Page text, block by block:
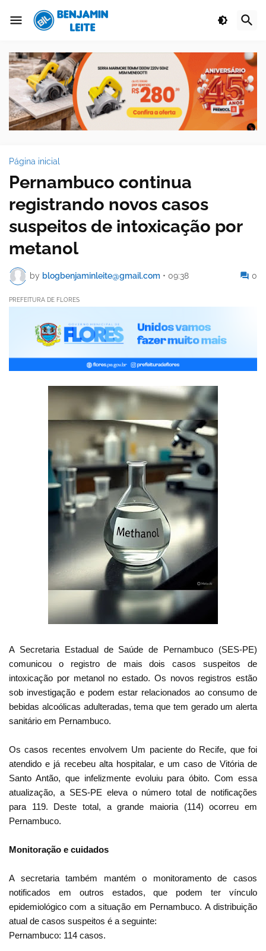
Página inicial
Pernambuco continua
registrando novos casos
suspeitos de intoxicação por
metanol
by blogbenjaminleite@gmail.com • 09:38 0
PREFEITURA DE FLORES
A Secretaria Estadual de Saúde de Pernambuco (SES-PE)
comunicou o registro de mais dois casos suspeitos de
intoxicação por metanol no estado. Os novos registros estão
sob investigação e podem estar relacionados ao consumo de
bebidas alcoólicas adulteradas, tema que tem gerado um alerta
sanitário em Pernambuco.
Os casos recentes envolvem Um paciente do Recife, que foi
atendido e já recebeu alta hospitalar, e um caso de Vitória de
Santo Antão, que infelizmente evoluiu para óbito. Com essa
atualização, a SES-PE eleva o número total de notificações
para 119. Deste total, a grande maioria (114) ocorreu em
Pernambuco.
Monitoração e cuidados
A secretaria também mantém o monitoramento de casos
notificados em outros estados, que podem ter vínculo
epidemiológico com a situação em Pernambuco. A distribuição
atual de casos suspeitos é a seguinte:
Pernambuco: 114 casos.